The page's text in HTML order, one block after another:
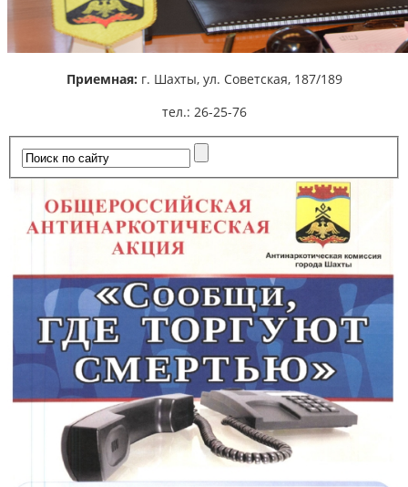
Приемная: г. Шахты, ул. Советская, 187/189
тел.: 26-25-76